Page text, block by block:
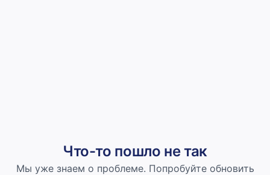
Что-то пошло не так
Мы уже знаем о проблеме. Попробуйте обновить